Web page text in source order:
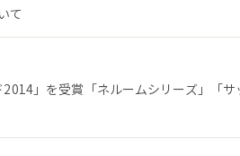
て
」を受賞「ネルームシリーズ」「サ